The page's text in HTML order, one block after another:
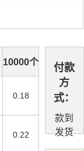
10000个
0.18
0.22
付款
方
式：
款到
发货